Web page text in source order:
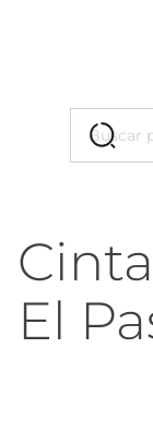
Buscar
por:
Cuando
El